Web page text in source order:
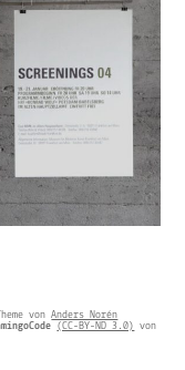
vonAnders Norén
(CC-BY-ND 3.0) von